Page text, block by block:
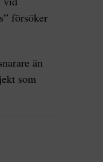
försöker
än
som